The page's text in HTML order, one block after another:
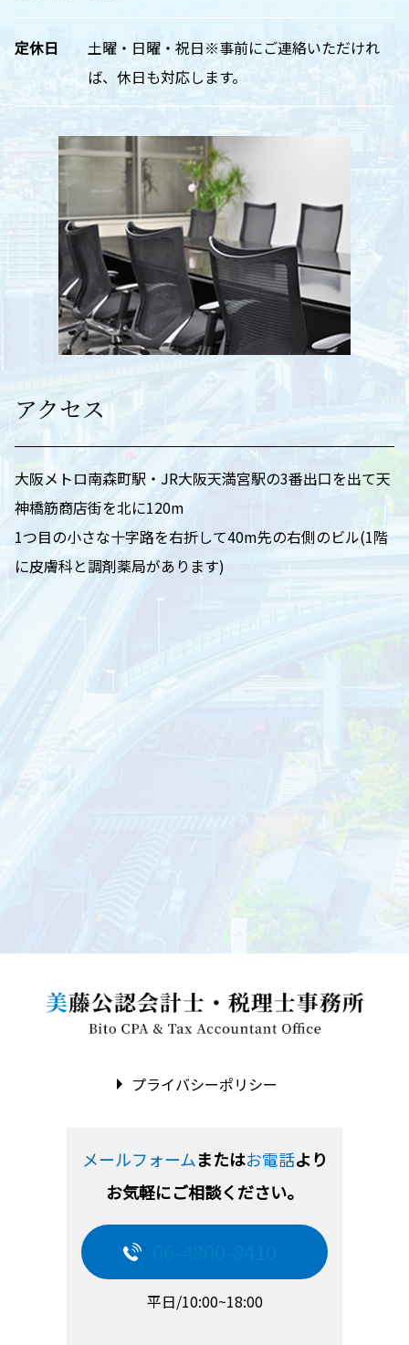
定休日
土曜・日曜・祝日※事前にご連絡いただけれ
ば、休日も対応します。
アクセス
大阪メトロ南森町駅・JR大阪天満宮駅の3番出口を出て天
神橋筋商店街を北に120m
1つ目の小さな十字路を右折して40m先の右側のビル(1階
に皮膚科と調剤薬局があります)
プライバシーポリシー
メールフォームまたはお電話より
お気軽にご相談ください。
平日/10:00~18:00